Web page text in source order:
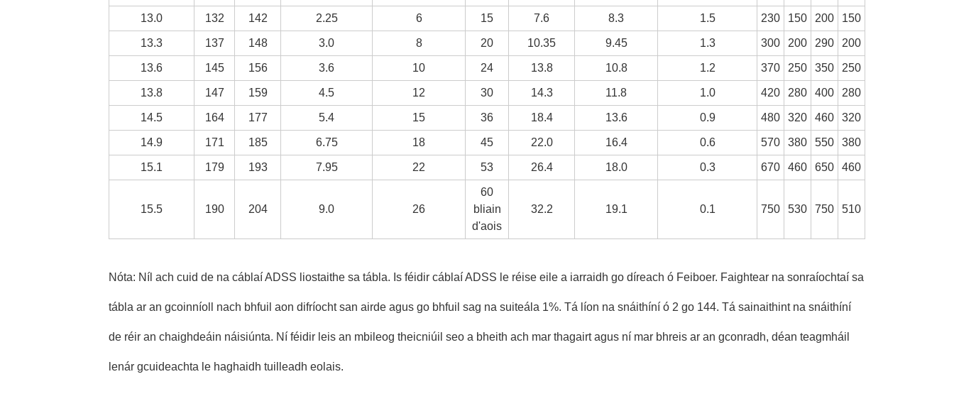
13.0 132 142 2.25 6 15 7.6 8.3 1.5 230 150 200 150
13.3 137 148 3.0 8 20 10.35 9.45 1.3 300 200 290 200
13.6 145 156 3.6 10 24 13.8 10.8 1.2 370 250 350 250
13.8 147 159 4.5 12 30 14.3 11.8 1.0 420 280 400 280
14.5 164 177 5.4 15 36 18.4 13.6 0.9 480 320 460 320
14.9 171 185 6.75 18 45 22.0 16.4 0.6 570 380 550 380
15.1 179 193 7.95 22 53 26.4 18.0 0.3 670 460 650 460
15.5 190 204 9.0 26
60
bliain
d'aois
32.2 19.1 0.1 750 530 750 510
Nóta: Níl ach cuid de na cáblaí ADSS liostaithe sa tábla. Is féidir cáblaí ADSS le réise eile a iarraidh go díreach ó Feiboer. Faightear na sonraíochtaí sa
tábla ar an gcoinníoll nach bhfuil aon difríocht san airde agus go bhfuil sag na suiteála 1%. Tá líon na snáithíní ó 2 go 144. Tá sainaithint na snáithíní
de réir an chaighdeáin náisiúnta. Ní féidir leis an mbileog theicniúil seo a bheith ach mar thagairt agus ní mar bhreis ar an gconradh, déan teagmháil
lenár gcuideachta le haghaidh tuilleadh eolais.